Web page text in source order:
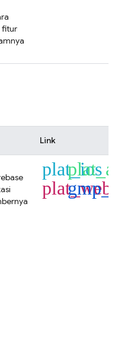
fitur
Link
plat_ios
plat_web